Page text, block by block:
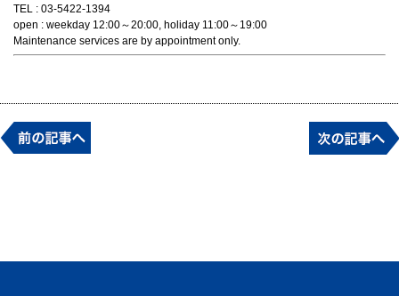
TEL : 03-5422-1394
open : weekday 12:00～20:00, holiday 11:00～19:00
Maintenance services are by appointment only.